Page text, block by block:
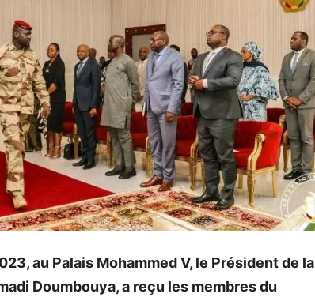
source
au Palais Mohammed V, le Président de la
Doumbouya, a reçu les membres du